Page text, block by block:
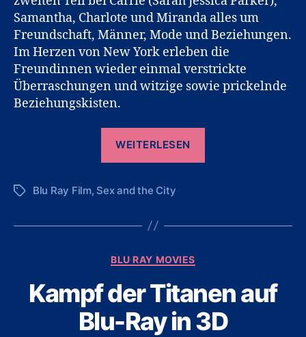
Samantha, Charlote und Miranda alles um
Freundschaft, Männer, Mode und Beziehungen.
Im Herzen von New York erleben die
Freundinnen wieder einmal verstrickte
Überraschungen und witzige sowie prickelnde
Beziehungskisten.
WEITERLESEN
auf
Schlagwörter
Blu Ray Film, Sex and the City
Kategorien
BLU RAY MOVIES
Kampf der Titanen auf
Blu-Ray in 3D